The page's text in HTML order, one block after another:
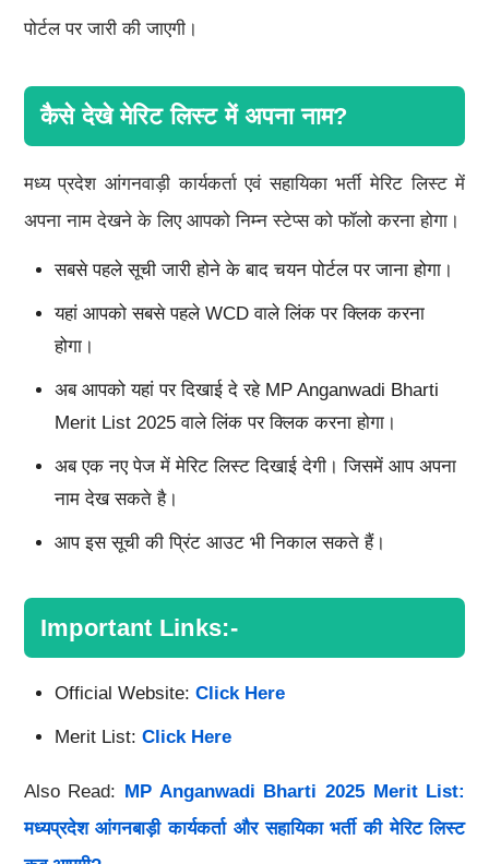
पोर्टल पर जारी की जाएगी।
कैसे देखे मेरिट लिस्ट में अपना नाम?
मध्य प्रदेश आंगनवाड़ी कार्यकर्ता एवं सहायिका भर्ती मेरिट लिस्ट में
अपना नाम देखने के लिए आपको निम्न स्टेप्स को फॉलो करना होगा।
सबसे पहले सूची जारी होने के बाद चयन पोर्टल पर जाना होगा।
यहां आपको सबसे पहले WCD वाले लिंक पर क्लिक करना
होगा।
अब आपको यहां पर दिखाई दे रहे MP Anganwadi Bharti
Merit List 2025 वाले लिंक पर क्लिक करना होगा।
अब एक नए पेज में मेरिट लिस्ट दिखाई देगी। जिसमें आप अपना
नाम देख सकते है।
आप इस सूची की प्रिंट आउट भी निकाल सकते हैं।
Important Links:-
Official Website: Click Here
Merit List: Click Here
Also Read: MP Anganwadi Bharti 2025 Merit List:
मध्यप्रदेश आंगनबाड़ी कार्यकर्ता और सहायिका भर्ती की मेरिट लिस्ट